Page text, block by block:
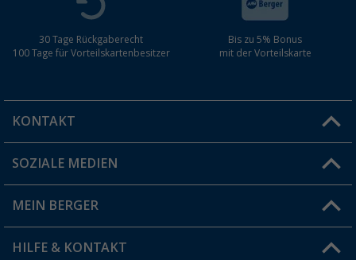
30 Tage Rückgaberecht
100 Tage für Vorteilskartenbesitzer
Bis zu 5% Bonus
mit der Vorteilskarte
KONTAKT
Du hast eine Frage?
Filiale finden
SOZIALE MEDIEN
MEIN BERGER
Vorteilskarte
HILFE & KONTAKT